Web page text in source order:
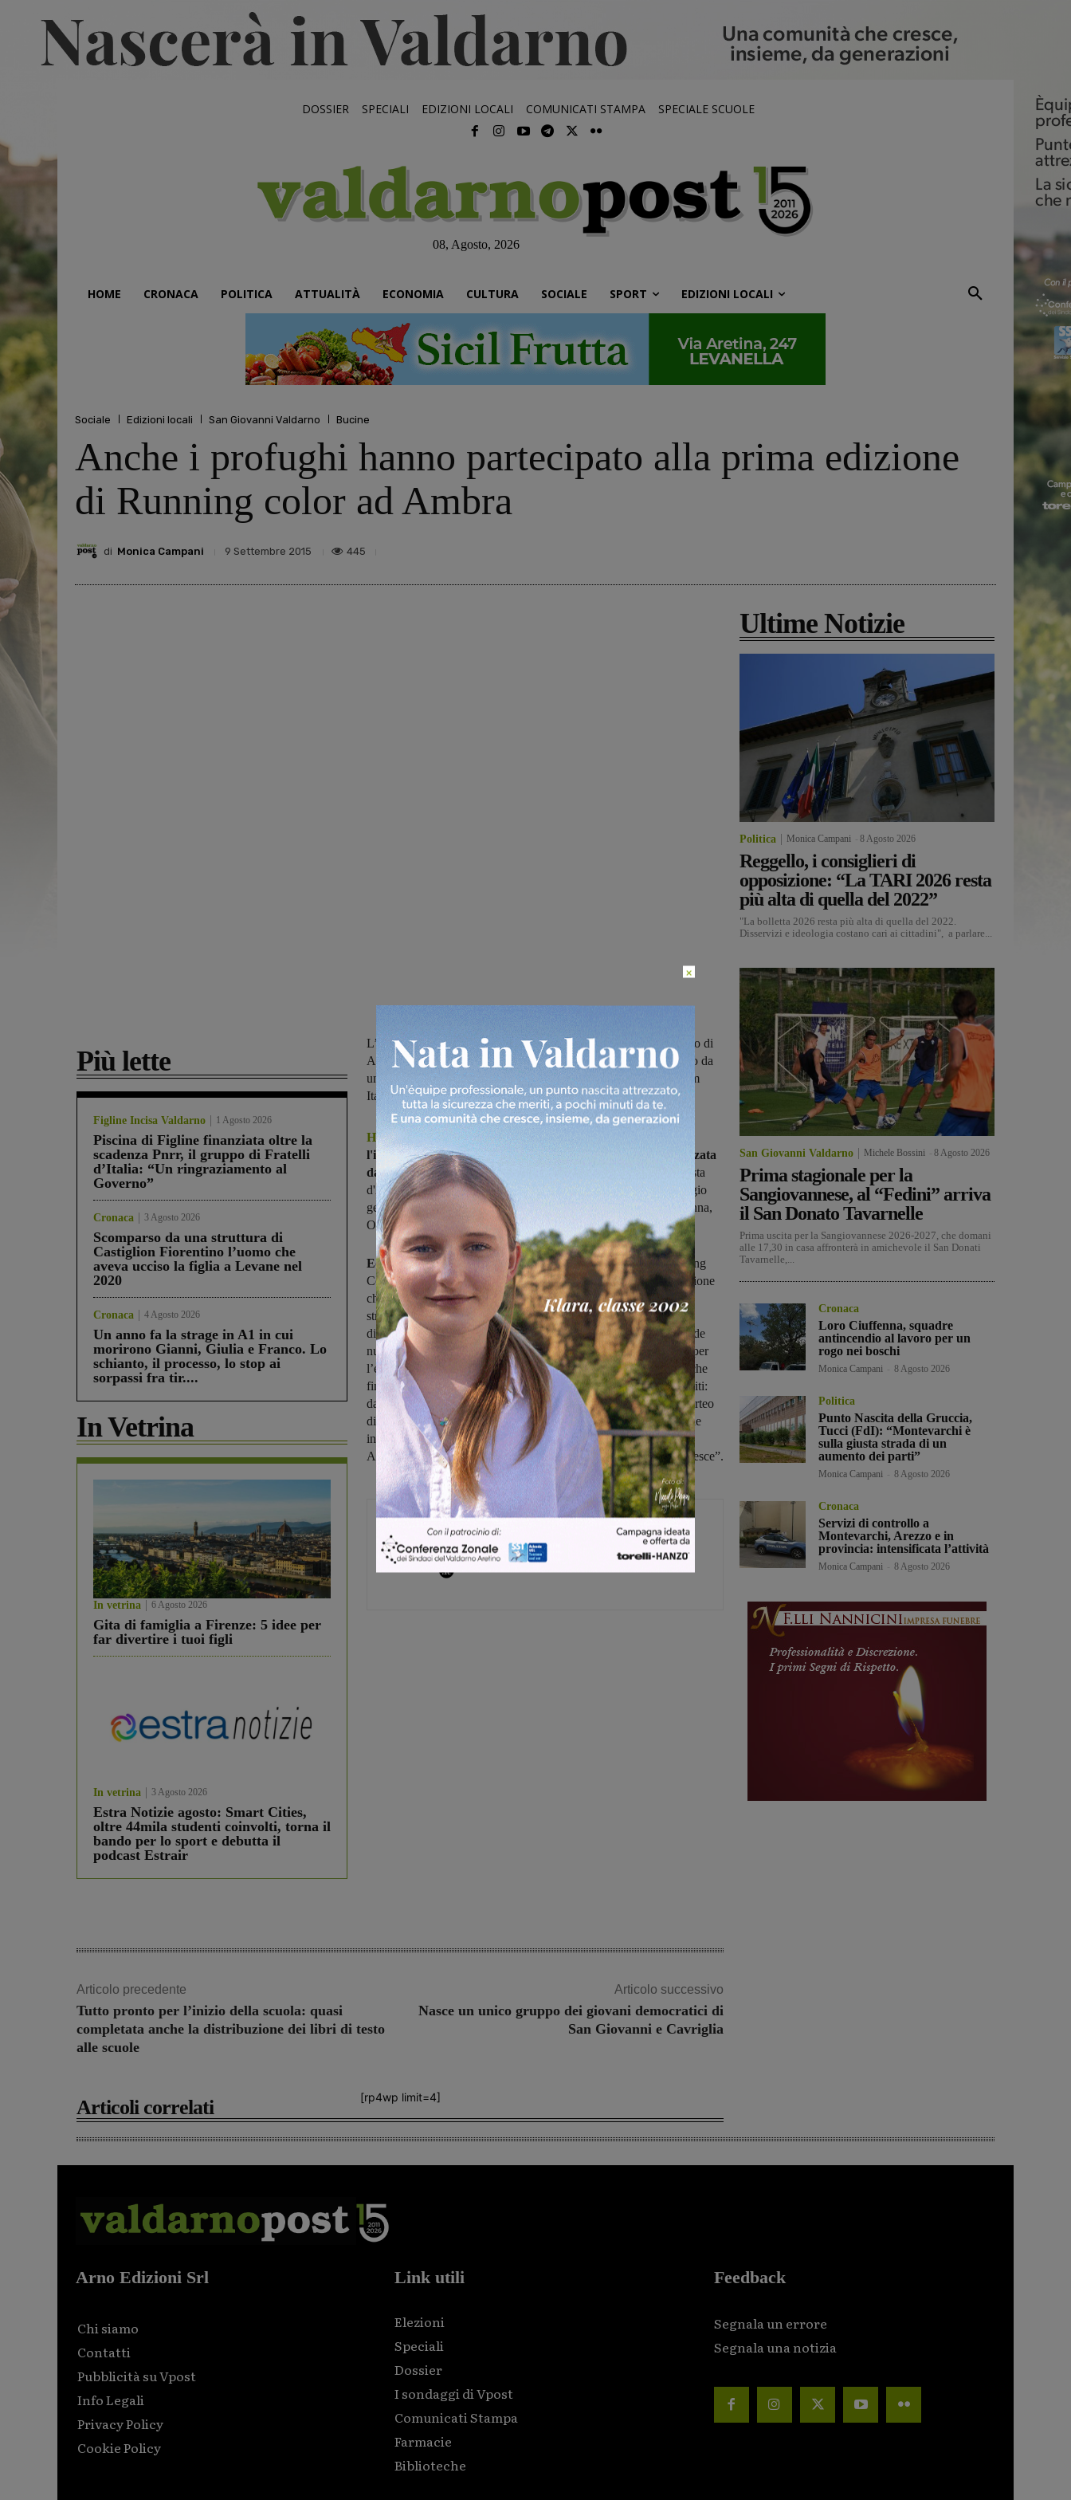
DOSSIER SPECIALI EDIZIONI LOCALI COMUNICATI STAMPA SPECIALE SCUOLE
08, Agosto, 2026
HOME CRONACA POLITICA ATTUALITÀ ECONOMIA CULTURA SOCIALE SPORT EDIZIONI LOCALI
Sociale Edizioni locali San Giovanni Valdarno Bucine
Anche i profughi hanno partecipato alla prima edizione
di Running color ad Ambra
di Monica Campani 9 Settembre 2015 445
Più lette
Figline Incisa Valdarno 1 Agosto 2026
Piscina di Figline finanziata oltre la
scadenza Pnrr, il gruppo di Fratelli
d’Italia: “Un ringraziamento al
Governo”
Cronaca 3 Agosto 2026
Scomparso da una struttura di
Castiglion Fiorentino l’uomo che
aveva ucciso la figlia a Levane nel
2020
Cronaca 4 Agosto 2026
Un anno fa la strage in A1 in cui
morirono Gianni, Giulia e Franco. Lo
schianto, il processo, lo stop ai
sorpassi fra tir....
In Vetrina
In vetrina 6 Agosto 2026
Gita di famiglia a Firenze: 5 idee per
far divertire i tuoi figli
In vetrina 3 Agosto 2026
Estra Notizie agosto: Smart Cities,
oltre 44mila studenti coinvolti, torna il
bando per lo sport e debutta il
podcast Estrair
L’iniziativa si è tenuta domenica scorsa organizzata dalla Pro Loco di
Ambra. I ragazzi sono ospiti a San Giovanni in un alloggio gestito da
un raggruppamento che vede la presenza di Pronto Donna, Oxfam
Italia, Comars, Consorzio Isola che non c’è
Hanno partecipato alla prima edizione di Running color,
l'iniziativa che si è tenuta ad Ambra domenica scorsa organizzata
dalla Pro Loco.Si tratta dei profughi, provenienti da Ghana, Costa
d'Avorio e Senegal, ospitati a San Giovanni Valdarno in un alloggio
gestito da un raggruppamento che vede la presenza di Pronto Donna,
Oxfam Italia, Comars, Consorzio Isola che non c’è.
Ed è stato proprio il consorzio a sostenere l’iniziativa: “Running
Color è in perfetta sintonia con la logica di accoglienza e integrazione
che guida la nostra azione nell’attività quotidiana e in questa,
straordinaria, di accoglienza dei profughi. Permangono ostilità,
diffidenze e razzismi ma in queste settimane sembrano aprirsi strade
nuove. Non solo per le azioni dei governi europei ma soprattutto per
l’emergere di un’anima che noi riteniamo largamente diffusa ma che
finora era rimasta sottotraccia. Gli esempi stanno diventando infiniti:
dall’appello del Papa alle iniziative delle famiglie islandesi, dal corteo
di auto dall’Austria verso l’Ungheria per raccogliere i profughi alle
iniziative che si stanno moltiplicando in Italia. Running Color di
Ambra è stata un’altra piccola testimonianza di una cultura che cresce”.
Monica Campani
Direttore
Articolo precedente
Tutto pronto per l’inizio della scuola: quasi
completata anche la distribuzione dei libri di testo
alle scuole
Articolo successivo
Nasce un unico gruppo dei giovani democratici di
San Giovanni e Cavriglia
[rp4wp limit=4]
Articoli correlati
Ultime Notizie
Politica Monica Campani 8 Agosto 2026
Reggello, i consiglieri di
opposizione: “La TARI 2026 resta
più alta di quella del 2022”
"La bolletta 2026 resta più alta di quella del 2022.
Disservizi e ideologia costano cari ai cittadini", a parlare...
San Giovanni Valdarno Michele Bossini 8 Agosto 2026
Prima stagionale per la
Sangiovannese, al “Fedini” arriva
il San Donato Tavarnelle
Prima uscita per la Sangiovannese 2026-2027, che domani
alle 17,30 in casa affronterà in amichevole il San Donati
Tavarnelle,...
Cronaca
Loro Ciuffenna, squadre
antincendio al lavoro per un
rogo nei boschi
Monica Campani 8 Agosto 2026
Politica
Punto Nascita della Gruccia,
Tucci (FdI): “Montevarchi è
sulla giusta strada di un
aumento dei parti”
Monica Campani 8 Agosto 2026
Cronaca
Servizi di controllo a
Montevarchi, Arezzo e in
provincia: intensificata l’attività
Monica Campani 8 Agosto 2026
Arno Edizioni Srl
Chi siamo
Contatti
Pubblicità su Vpost
Info Legali
Privacy Policy
Cookie Policy
Link utili
Elezioni
Speciali
Dossier
I sondaggi di Vpost
Comunicati Stampa
Farmacie
Biblioteche
Feedback
Segnala un errore
Segnala una notizia
×